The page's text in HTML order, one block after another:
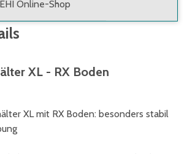
Online-Shop
XL - RX Boden
XL mit RX Boden: besonders stabil